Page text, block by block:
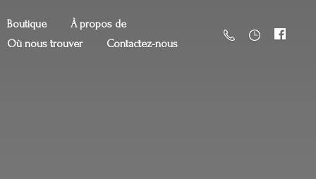
Boutique
À propos de
Où nous trouver
Contactez-nous